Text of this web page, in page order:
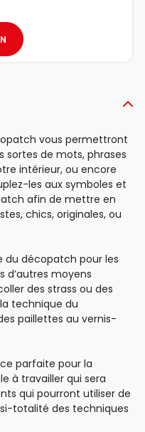
vous permettront
de mots, phrases
intérieur, ou encore
les aux symboles et
afin de mettre en
chics, originales, ou
du décopatch pour les
d’autres moyens
des strass ou des
technique du
paillettes au vernis-
parfaite pour la
à travailler qui sera
qui pourront utiliser de
totalité des techniques